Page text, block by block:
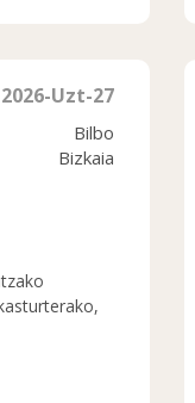
2026-Uzt-27
Bilbo
Bizkaia